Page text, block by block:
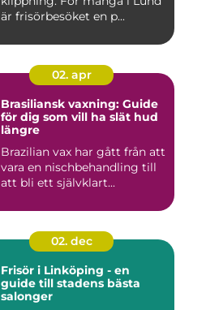
är frisörbesöket en p...
02. apr
Brasiliansk vaxning: Guide
för dig som vill ha slät hud
längre
Brazilian vax har gått från att
vara en nischbehandling till
att bli ett självklart...
02. dec
Frisör i Linköping - en
guide till stadens bästa
salonger